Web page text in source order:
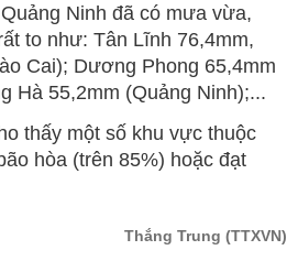
Ninh đã có mưa vừa,
to như: Tân Lĩnh 76,4mm,
Cai); Dương Phong 65,4mm
Hà 55,2mm (Quảng Ninh);...
thấy một số khu vực thuộc
hòa (trên 85%) hoặc đạt
Thắng Trung (TTXVN)